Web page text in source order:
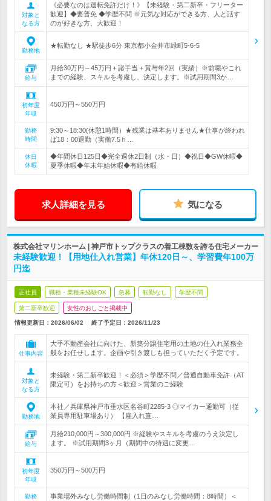
対象と
なる方
《必要なのは運転免許だけ！》【未経験・第二新卒・フリーター
歓迎】◆要普免 ◆学歴不問 ※元気な対応ができる方、人と話す
のが好きな方、大歓迎！
勤務地
★転勤なし ★駅徒歩6分 東京都小金井市緑町5-6-5
給与
月給30万円～45万円＋諸手当＋賞与年2回（実績）※前職やこれ
までの経験、スキルを考慮し、決定します。※試用期間3か…
初年度
年収
450万円～550万円
勤務
時間
9:30～18:30(休憩1時間）★残業は基本ありません★仕事が終われ
ば18：00退勤（実働7.5ｈ…
休日
休暇
◆年間休日125日◆完全週休2日制（水・日）◆祝日◆GW休暇◆
夏季休暇◆年末年始休暇◆有給休暇
求人詳細を見る 気になる
株式会社マリンホーム | 神戸市トップクラスの着工棟数を誇る住宅メーカー
未経験歓迎！【用地仕入れ営業】年休120日～、学習費年100万
円迄
正社員 職種・業種未経験OK 急募 転勤なし 学歴不問
第二新卒歓迎 女性のおしごと掲載中
情報更新日：2026/06/02 終了予定日： 2026/11/23
仕事内容
大手不動産会社に向けた、新築分譲住宅用の土地の仕入れ業務全
般をお任せします。企画や引き渡しも担っていただく予定です。
対象と
なる方
未経験・第二新卒歓迎！＜必須＞学歴不問／普通自動車免許（AT
限定可）をお持ちの方＜歓迎＞営業のご経験
勤務地
本社／兵庫県神戸市垂水区名谷町2285-3 ◎マイカー通勤可（従
業員専用駐車場あり） 【雇入れ直…
給与
月給210,000円～300,000円 ※経験やスキルを考慮のうえ決定し
ます。 ※試用期間3ヶ月（期間中の待遇に変更…
初年度
年収
350万円～500万円
勤務
事業場外みなし労働時間制（1日のみなし労働時間：8時間）＜